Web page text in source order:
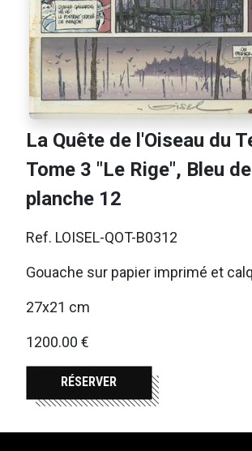
La Quête de l'Oiseau du
Tome 3 "Le Rige", Bleu
planche 12
Ref. LOISEL-QOT-B0312
Gouache sur papier imprimé et
27x21 cm
1200.00 €
RÉSERVER